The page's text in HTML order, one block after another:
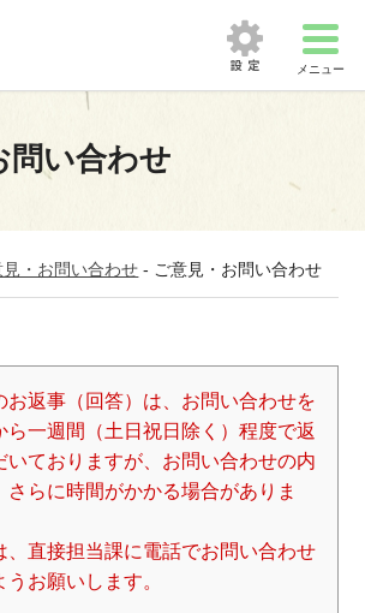
メニュー
問い合わせ
見・お問い合わせ - ご意見・お問い合わせ
お返事（回答）は、お問い合わせを
ら一週間（土日祝日除く）程度で返
いておりますが、お問い合わせの内
さらに時間がかかる場合がありま
、直接担当課に電話でお問い合わせ
お願いします。